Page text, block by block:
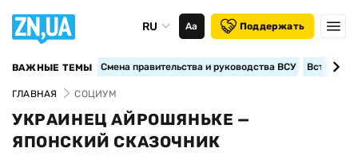
RU Аа Поддержать
ВАЖНЫЕ ТЕМЫ Смена правительства и руководства ВСУ
ГЛАВНАЯ СОЦИУМ
УКРАИНЕЦ АЙРОШЯНЬКЕ —
ЯПОНСКИЙ СКАЗОЧНИК